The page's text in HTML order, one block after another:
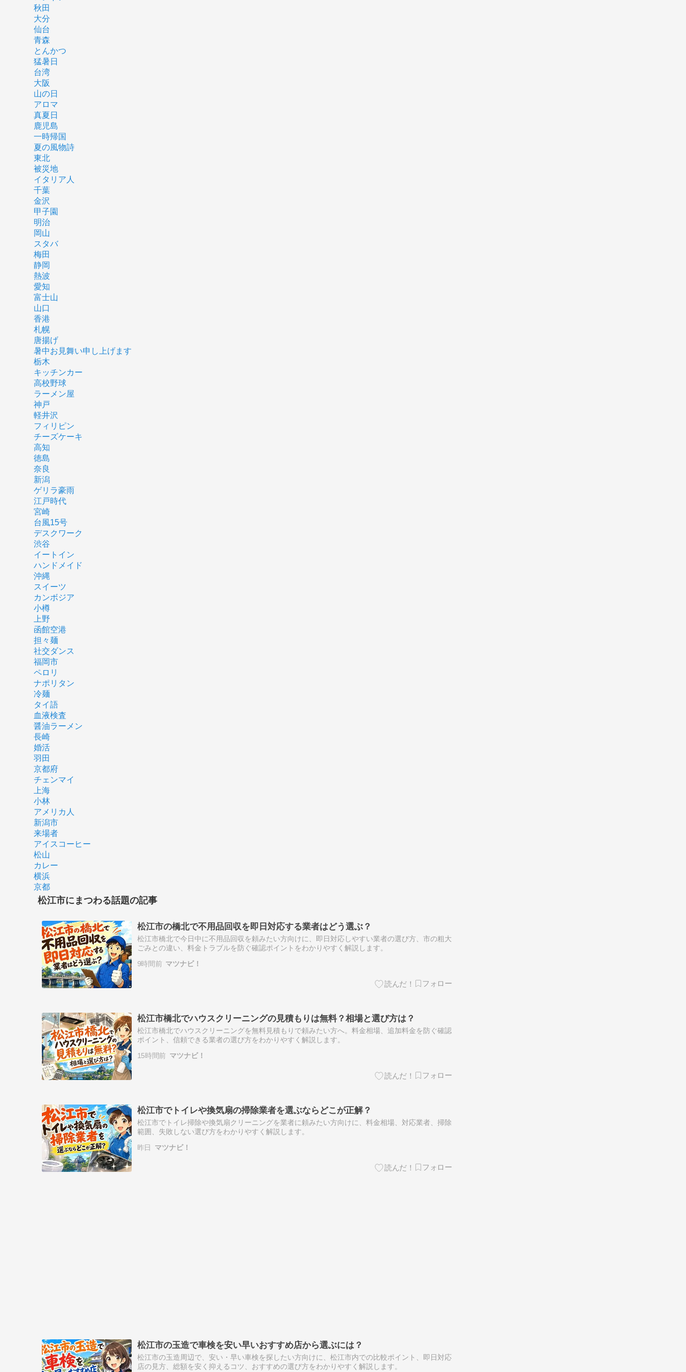
秋田
大分
仙台
青森
とんかつ
猛暑日
台湾
大阪
山の日
アロマ
真夏日
鹿児島
一時帰国
夏の風物詩
東北
被災地
イタリア人
千葉
金沢
甲子園
明治
岡山
スタバ
梅田
静岡
熱波
愛知
富士山
山口
香港
札幌
唐揚げ
暑中お見舞い申し上げます
栃木
キッチンカー
高校野球
ラーメン屋
神戸
軽井沢
フィリピン
チーズケーキ
高知
徳島
奈良
新潟
ゲリラ豪雨
江戸時代
宮崎
台風15号
デスクワーク
渋谷
イートイン
ハンドメイド
沖縄
スイーツ
カンボジア
小樽
上野
函館空港
担々麺
社交ダンス
福岡市
ペロリ
ナポリタン
冷麺
タイ語
血液検査
醤油ラーメン
長崎
婚活
羽田
京都府
チェンマイ
上海
小林
アメリカ人
新潟市
来場者
アイスコーヒー
松山
カレー
横浜
京都
松江市にまつわる話題の記事
松江市の橋北で不用品回収を即日対応する業者はどう選ぶ？
松江市橋北で今日中に不用品回収を頼みたい方向けに、即日対応しやすい業者の選び方、市の粗大
ごみとの違い、料金トラブルを防ぐ確認ポイントをわかりやすく解説します。
9時間前 マツナビ！
松江市橋北でハウスクリーニングの見積もりは無料？相場と選び方は？
松江市橋北でハウスクリーニングを無料見積もりで頼みたい方へ。料金相場、追加料金を防ぐ確認
ポイント、信頼できる業者の選び方をわかりやすく解説します。
15時間前 マツナビ！
松江市でトイレや換気扇の掃除業者を選ぶならどこが正解？
松江市でトイレ掃除や換気扇クリーニングを業者に頼みたい方向けに、料金相場、対応業者、掃除
範囲、失敗しない選び方をわかりやすく解説します。
昨日
マツナビ！
松江市の玉造で車検を安い早いおすすめ店から選ぶには？
松江市の玉造周辺で、安い・早い車検を探したい方向けに、松江市内での比較ポイント、即日対応
店の見方、総額を安く抑えるコツ、おすすめの選び方をわかりやすく解説します。